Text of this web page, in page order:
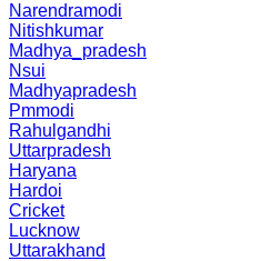
Narendramodi
Nitishkumar
Madhya_pradesh
Nsui
Madhyapradesh
Pmmodi
Rahulgandhi
Uttarpradesh
Haryana
Hardoi
Cricket
Lucknow
Uttarakhand